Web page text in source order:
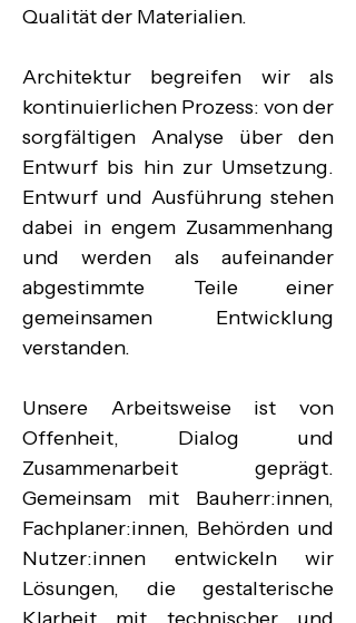
Qualität der Materialien.
Architektur begreifen wir als
kontinuierlichen Prozess: von der
sorgfältigen Analyse über den
Entwurf bis hin zur Umsetzung.
Entwurf und Ausführung stehen
dabei in engem Zusammenhang
und werden als aufeinander
abgestimmte Teile einer
gemeinsamen Entwicklung
verstanden.
Unsere Arbeitsweise ist von
Offenheit, Dialog und
Zusammenarbeit geprägt.
Gemeinsam mit Bauherr:innen,
Fachplaner:innen, Behörden und
Nutzer:innen entwickeln wir
Lösungen, die gestalterische